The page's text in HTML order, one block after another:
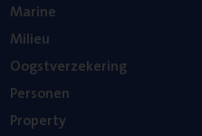
Mari­ne
Mili­eu
Oogst­ver­ze­ke­ring
Per­so­nen
Pro­per­ty